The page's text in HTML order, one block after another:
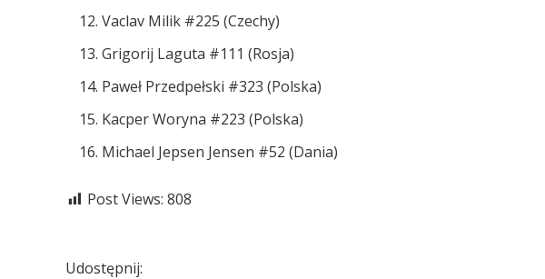
Vaclav Milik #225 (Czechy)
Grigorij Laguta #111 (Rosja)
Paweł Przedpełski #323 (Polska)
Kacper Woryna #223 (Polska)
Michael Jepsen Jensen #52 (Dania)
Post Views: 808
Udostępnij: